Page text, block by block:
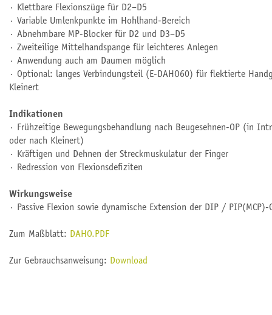
∙ Klettbare Flexionszüge für D2–D5
∙ Variable Umlenkpunkte im Hohlhand-Bereich
∙ Abnehmbare MP-Blocker für D2 und D3–D5
∙ Zweiteilige Mittelhandspange für leichteres Anlegen
∙ Anwendung auch am Daumen möglich
∙ Optional: langes Verbindungsteil (E-DAHO60) für flektierte
Kleinert
Indikationen
∙ Frühzeitige Bewegungsbehandlung nach Beugesehnen-OP (in
oder nach Kleinert)
∙ Kräftigen und Dehnen der Streckmuskulatur der Finger
∙ Redression von Flexionsdefiziten
Wirkungsweise
∙ Passive Flexion sowie dynamische Extension der DIP / PIP(MCP)-
Zum Maßblatt: DAHO.PDF
Zur Gebrauchsanweisung: Download